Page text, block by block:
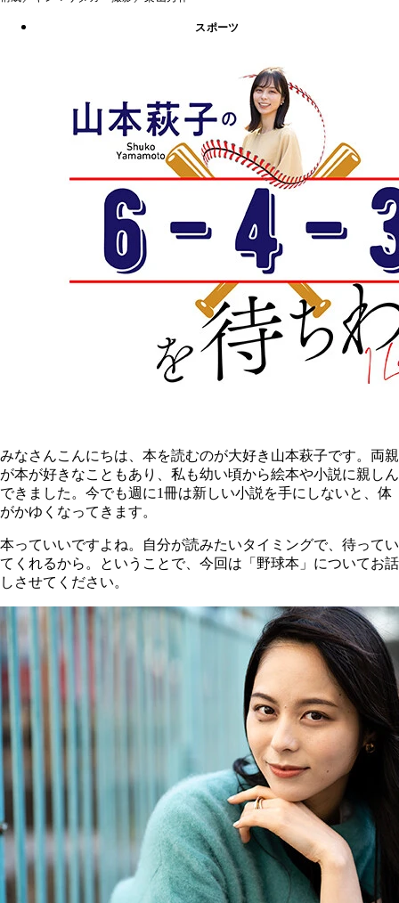
スポーツ
みなさんこんにちは、本を読むのが大好き山本萩子です。両親
が本が好きなこともあり、私も幼い頃から絵本や小説に親しん
できました。今でも週に1冊は新しい小説を手にしないと、体
がかゆくなってきます。
本っていいですよね。自分が読みたいタイミングで、待ってい
てくれるから。ということで、今回は「野球本」についてお話
しさせてください。